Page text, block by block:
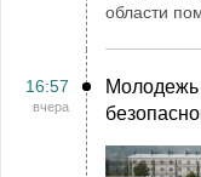
области
16:57
вчера
Молодежь